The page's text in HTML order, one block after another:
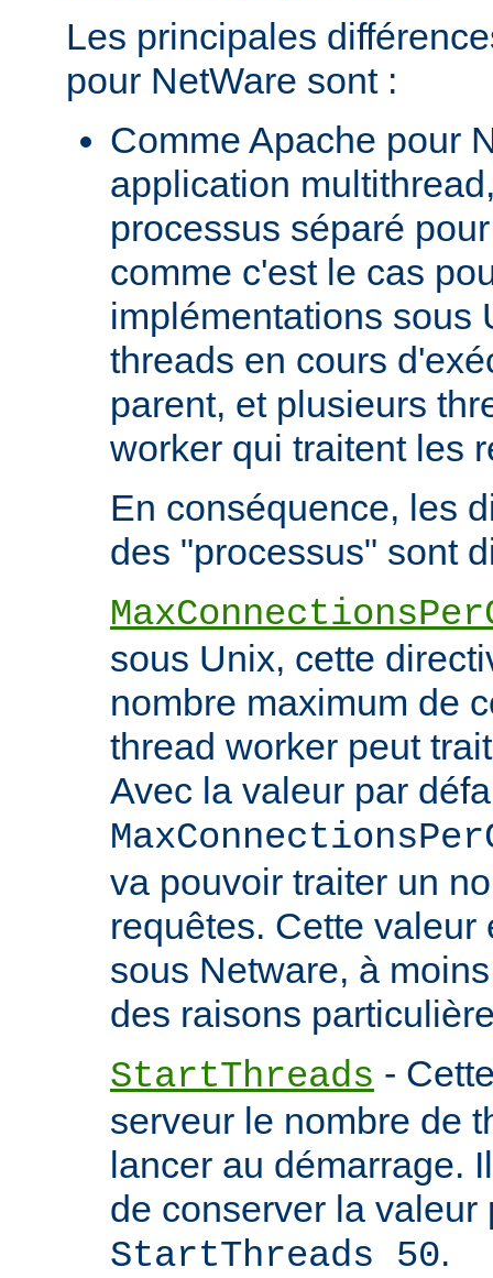
Les principales
pour NetWare sont :
Comme Apache pour
application
processus séparé
comme c'est le cas
implémentations sous
threads en cours
parent, et plusieurs
worker qui traitent les
En conséquence, les
des "processus" sont
sous Unix, cette
nombre maximum de
thread worker peut
Avec la valeur par
va pouvoir traiter un
requêtes. Cette valeur
sous Netware, à
des raisons
StartThreads -
serveur le nombre de
lancer au démarrage.
de conserver la valeur
StartThreads 50.